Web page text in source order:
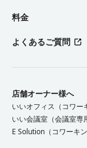
料金
よくあるご質問
店舗オーナー様へ
いいオフィス（コワー
いい会議室（会議室専
E Solution（コワーキ